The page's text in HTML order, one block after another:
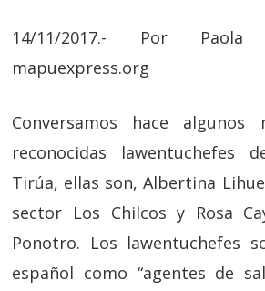
14/11/2017.- Por
mapuexpress.org
Conversamos hace algunos
reconocidas lawentuchefes
Tirúa, ellas son, Albertina
sector Los Chilcos y Rosa
Ponotro. Los lawentuchefes
español como “agentes de